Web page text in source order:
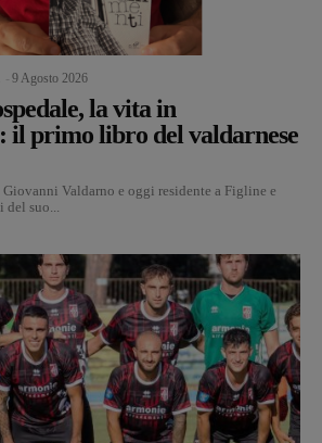
9 Agosto 2026
la vita in
il primo libro del valdarnese
Giovanni Valdarno e oggi residente a Figline e
del suo...